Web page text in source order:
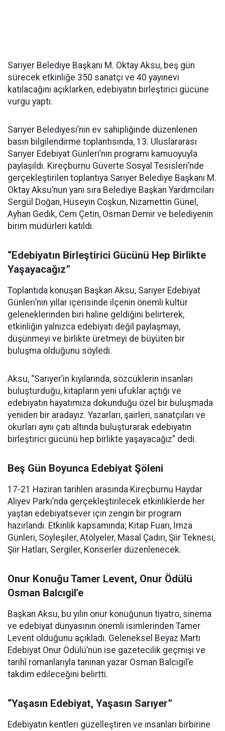
Sarıyer Belediye Başkanı M. Oktay Aksu, beş gün
sürecek etkinliğe 350 sanatçı ve 40 yayınevi
katılacağını açıklarken, edebiyatın birleştirici gücüne
vurgu yaptı.
Sarıyer Belediyesi’nin ev sahipliğinde düzenlenen
basın bilgilendirme toplantısında, 13. Uluslararası
Sarıyer Edebiyat Günleri’nin programı kamuoyuyla
paylaşıldı. Kireçburnu Güverte Sosyal Tesisleri’nde
gerçekleştirilen toplantıya Sarıyer Belediye Başkanı M.
Oktay Aksu’nun yanı sıra Belediye Başkan Yardımcıları
Sergül Doğan, Hüseyin Coşkun, Nizamettin Günel,
Ayhan Gedik, Cem Çetin, Osman Demir ve belediyenin
birim müdürleri katıldı.
“Edebiyatın Birleştirici Gücünü Hep Birlikte
Yaşayacağız”
Toplantıda konuşan Başkan Aksu, Sarıyer Edebiyat
Günleri’nin yıllar içerisinde ilçenin önemli kültür
geleneklerinden biri haline geldiğini belirterek,
etkinliğin yalnızca edebiyatı değil paylaşmayı,
düşünmeyi ve birlikte üretmeyi de büyüten bir
buluşma olduğunu söyledi.
Aksu, “Sarıyer’in kıyılarında, sözcüklerin insanları
buluşturduğu, kitapların yeni ufuklar açtığı ve
edebiyatın hayatımıza dokunduğu özel bir buluşmada
yeniden bir aradayız. Yazarları, şairleri, sanatçıları ve
okurları aynı çatı altında buluşturarak edebiyatın
birleştirici gücünü hep birlikte yaşayacağız” dedi.
Beş Gün Boyunca Edebiyat Şöleni
17-21 Haziran tarihleri arasında Kireçburnu Haydar
Aliyev Parkı’nda gerçekleştirilecek etkinliklerde her
yaştan edebiyatsever için zengin bir program
hazırlandı. Etkinlik kapsamında; Kitap Fuarı, İmza
Günleri, Söyleşiler, Atölyeler, Masal Çadırı, Şiir Teknesi,
Şiir Hatları, Sergiler, Konserler düzenlenecek.
Onur Konuğu Tamer Levent, Onur Ödülü
Osman Balcıgil’e
Başkan Aksu, bu yılın onur konuğunun tiyatro, sinema
ve edebiyat dünyasının önemli isimlerinden Tamer
Levent olduğunu açıkladı. Geleneksel Beyaz Martı
Edebiyat Onur Ödülü’nün ise gazetecilik geçmişi ve
tarihî romanlarıyla tanınan yazar Osman Balcıgil’e
takdim edileceğini belirtti.
“Yaşasın Edebiyat, Yaşasın Sarıyer”
Edebiyatın kentleri güzelleştiren ve insanları birbirine